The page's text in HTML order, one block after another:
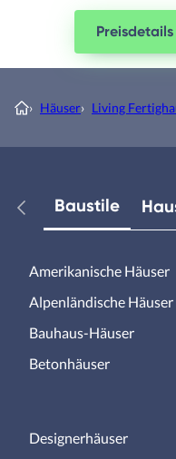
› Häuser› Living
Baustile
Amerikanische Häuser
Alpenländische Häuser
Bauhaus-Häuser
Betonhäuser
Designerhäuser